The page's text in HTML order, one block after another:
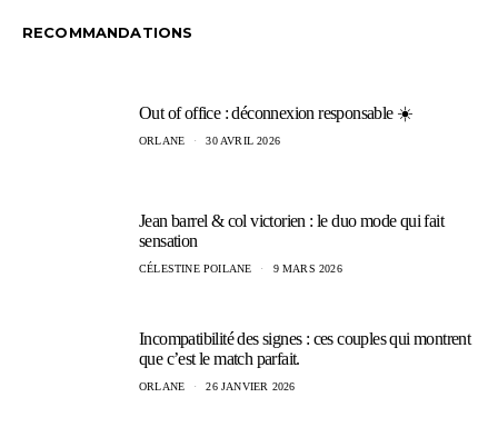
RECOMMANDATIONS
Out of office : déconnexion responsable ☀️
ORLANE 30 AVRIL 2026
Jean barrel & col victorien : le duo mode qui fait
sensation
CÉLESTINE POILANE 9 MARS 2026
Incompatibilité des signes : ces couples qui montrent
que c’est le match parfait.
ORLANE 26 JANVIER 2026